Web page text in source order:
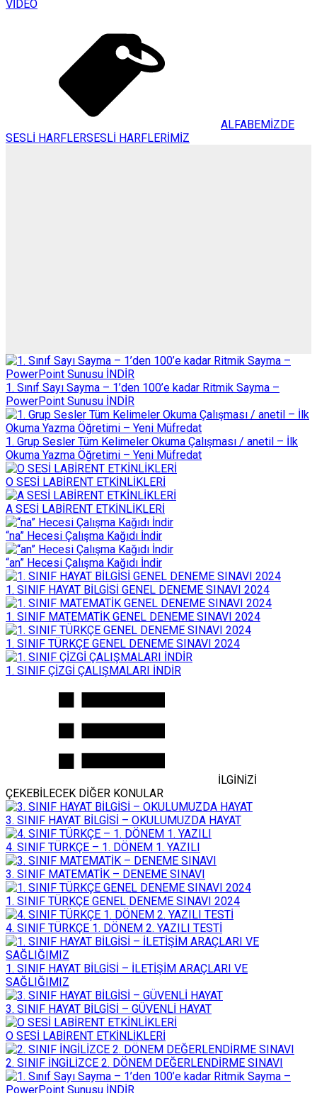
VİDEO
ALFABEMİZDE
SESLİ HARFLERSESLİ HARFLERİMİZ
1. Sınıf Sayı Sayma – 1’den 100’e kadar Ritmik Sayma –
PowerPoint Sunusu İNDİR
1. Grup Sesler Tüm Kelimeler Okuma Çalışması / anetil – İlk
Okuma Yazma Öğretimi – Yeni Müfredat
O SESİ LABİRENT ETKİNLİKLERİ
A SESİ LABİRENT ETKİNLİKLERİ
“na” Hecesi Çalışma Kağıdı İndir
“an” Hecesi Çalışma Kağıdı İndir
1. SINIF HAYAT BİLGİSİ GENEL DENEME SINAVI 2024
1. SINIF MATEMATİK GENEL DENEME SINAVI 2024
1. SINIF TÜRKÇE GENEL DENEME SINAVI 2024
1. SINIF ÇİZGİ ÇALIŞMALARI İNDİR
İLGİNİZİ
ÇEKEBİLECEK DİĞER KONULAR
3. SINIF HAYAT BİLGİSİ – OKULUMUZDA HAYAT
4. SINIF TÜRKÇE – 1. DÖNEM 1. YAZILI
3. SINIF MATEMATİK – DENEME SINAVI
1. SINIF TÜRKÇE GENEL DENEME SINAVI 2024
4. SINIF TÜRKÇE 1. DÖNEM 2. YAZILI TESTİ
1. SINIF HAYAT BİLGİSİ – İLETİŞİM ARAÇLARI VE
SAĞLIĞIMIZ
3. SINIF HAYAT BİLGİSİ – GÜVENLİ HAYAT
O SESİ LABİRENT ETKİNLİKLERİ
2. SINIF İNGİLİZCE 2. DÖNEM DEĞERLENDİRME SINAVI